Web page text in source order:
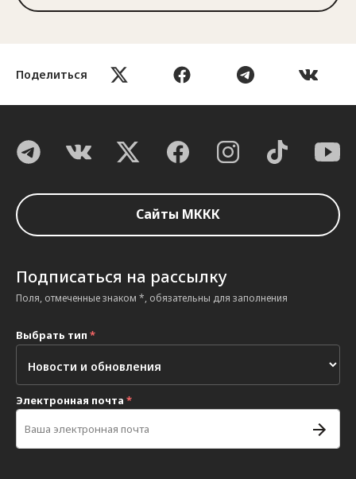
Поделиться
Сайты МККК
Подписаться на рассылку
Поля, отмеченные знаком *, обязательны для заполнения
Выбрать тип *
Электронная почта *